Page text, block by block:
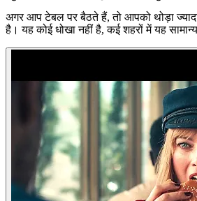
अगर आप टेबल पर बैठते हैं, तो आपको थोड़ा
है। यह कोई धोखा नहीं है, कई शहरों में यह